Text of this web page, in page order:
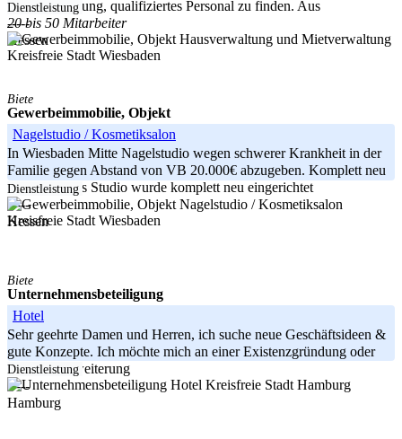
Herausforderung, qualifiziertes Personal zu finden. Aus
-----
Hessen
Dienstleistung
20 bis 50 Mitarbeiter
Kreisfreie Stadt Wiesbaden
Biete
Gewerbeimmobilie, Objekt
Nagelstudio / Kosmetiksalon
In Wiesbaden Mitte Nagelstudio wegen schwerer Krankheit in der
Familie gegen Abstand von VB 20.000€ abzugeben. Komplett neu
renoviert. Das Studio wurde komplett neu eingerichtet
-----
Hessen
Dienstleistung
Kreisfreie Stadt Wiesbaden
Biete
Unternehmensbeteiligung
Hotel
Sehr geehrte Damen und Herren, ich suche neue Geschäftsideen &
gute Konzepte. Ich möchte mich an einer Existenzgründung oder
Geschäftserweiterung
-----
Hamburg
Dienstleistung
Kreisfreie Stadt Hamburg